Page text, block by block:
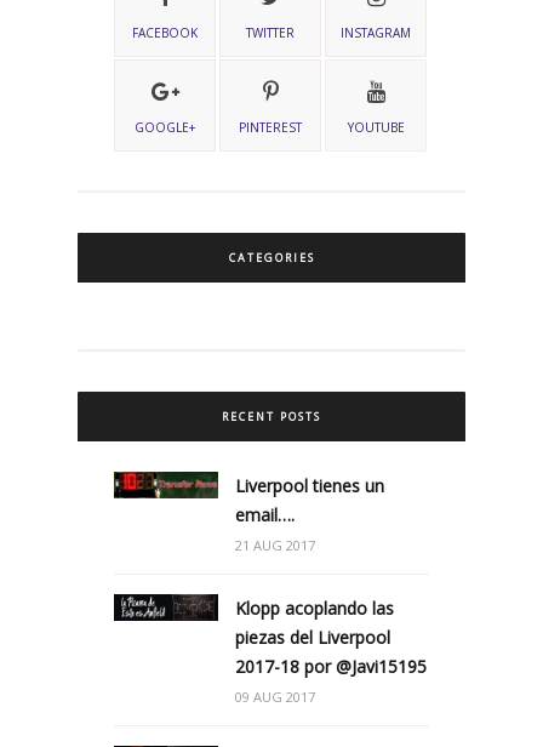
FACEBOOK TWITTER INSTAGRAM
GOOGLE+ PINTEREST YOUTUBE
CATEGORIES
RECENT POSTS
Liverpool tienes un
email….
21 AUG 2017
Klopp acoplando las
piezas del Liverpool
2017-18 por @Javi15195
09 AUG 2017